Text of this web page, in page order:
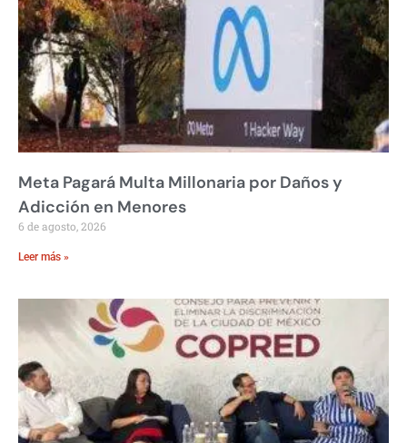
Meta Pagará Multa Millonaria por Daños y
Adicción en Menores
6 de agosto, 2026
Leer más »